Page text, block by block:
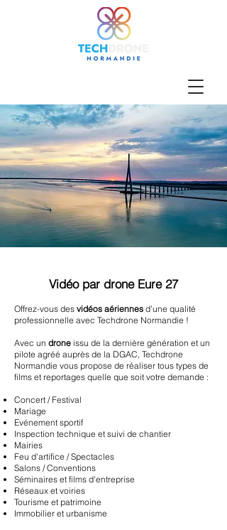
Vidéo par drone Eure 27
Offrez-vous des vidéos aériennes d’une qualité
professionnelle avec Techdrone Normandie !
Avec un drone issu de la dernière génération et un
pilote agréé auprès de la DGAC, Techdrone
Normandie vous propose de réaliser tous types de
films et reportages quelle que soit votre demande :
Concert / Festival
Mariage
Evénement sportif
Inspection technique et suivi de chantier
Mairies
Feu d'artifice / Spectacles
Salons / Conventions
Séminaires et films d'entreprise
Réseaux et voiries
Tourisme et patrimoine
Immobilier et urbanisme